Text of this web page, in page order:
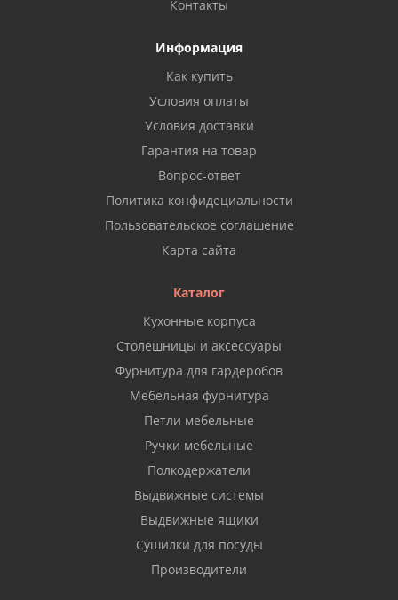
Контакты
Информация
Как купить
Условия оплаты
Условия доставки
Гарантия на товар
Вопрос-ответ
Политика конфидециальности
Пользовательское соглашение
Карта сайта
Каталог
Кухонные корпуса
Столешницы и аксессуары
Фурнитура для гардеробов
Мебельная фурнитура
Петли мебельные
Ручки мебельные
Полкодержатели
Выдвижные системы
Выдвижные ящики
Сушилки для посуды
Производители